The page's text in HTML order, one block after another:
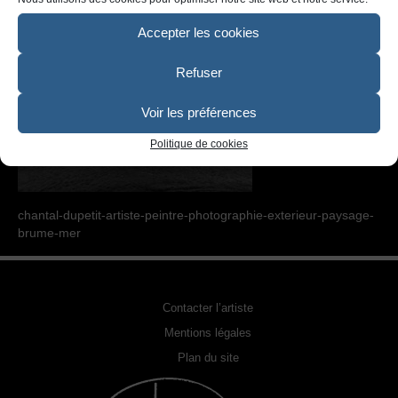
Accepter les cookies
Refuser
Voir les préférences
Politique de cookies
PHOTOGRAPHIE URBEX
RELOOKING FAUTEUILS & MEUBLES
REPRODUCTION DE PHOTO
ACQUÉRIR UNE OEUVRE
PHOTOS DE L’ARTISTE
LA PRESSE EN PARLE
chantal-dupetit-artiste-peintre-photographie-exterieur-paysage-
brume-mer
Contacter l’artiste
Mentions légales
Plan du site